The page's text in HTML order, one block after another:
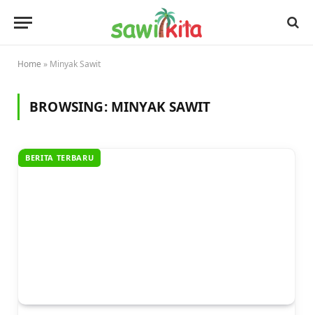
Home » Minyak Sawit
BROWSING: MINYAK SAWIT
BERITA TERBARU